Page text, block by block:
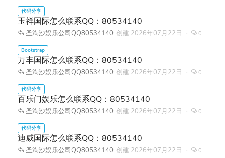
玉祥国际怎么联系QQ：80534140
圣淘沙娱乐公司QQ80534140 创建 2026年07月22日 0
万丰国际怎么联系QQ：80534140
圣淘沙娱乐公司QQ80534140 创建 2026年07月22日 0
百乐门娱乐怎么联系QQ：80534140
圣淘沙娱乐公司QQ80534140 创建 2026年07月22日 0
迪威国际怎么联系QQ：80534140
圣淘沙娱乐公司QQ80534140 创建 2026年07月22日 0